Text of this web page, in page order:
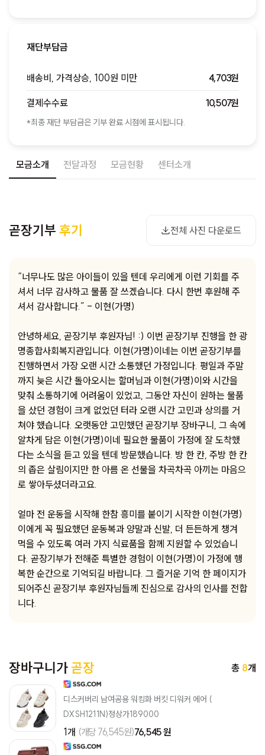
모금소개 전달과정 모금현황 센터소개
곧장기부 후기 전체 사진 다운로드
사진 다운로드
“너무나도 많은 아이들이 있을 텐데 우리에게 이런 기회를 주
셔서 너무 감사하고 물품 잘 쓰겠습니다. 다시 한번 후원해 주
셔서 감사합니다.” - 이현(가명)
안녕하세요, 곧장기부 후원자님! :) 이번 곧장기부 진행을 한 광
명종합사회복지관입니다. 이현(가명)이네는 이번 곧장기부를
진행하면서 가장 오랜 시간 소통했던 가정입니다. 평일과 주말
까지 늦은 시간 돌아오시는 할머님과 이현(가명)이와 시간을
맞춰 소통하기에 어려움이 있었고, 그동안 자신이 원하는 물품
을 샀던 경험이 크게 없었던 터라 오랜 시간 고민과 상의를 거
쳐야 했습니다. 오랫동안 고민했던 곧장기부 장바구니, 그 속에
알차게 담은 이현(가명)이네 필요한 물품이 가정에 잘 도착했
다는 소식을 듣고 있을 텐데 방문했습니다. 방 한 칸, 주방 한 칸
의 좁은 살림이지만 한 아름 온 선물을 차곡차곡 아끼는 마음으
로 쌓아두셨더라고요.
얼마 전 운동을 시작해 한참 흥미를 붙이기 시작한 이현(가명)
이에게 꼭 필요했던 운동복과 양말과 신발, 더 든든하게 챙겨
먹을 수 있도록 여러 가지 식료품을 함께 지원할 수 있었습니
다. 곧장기부가 전해준 특별한 경험이 이현(가명)이 가정에 행
복한 순간으로 기억되길 바랍니다. 그 즐거운 기억 한 페이지가
되어주신 곧장기부 후원자님들께 진심으로 감사의 인사를 전합
니다.
장바구니가곧장 총 8개
디스커버리 남여공용 워킹화 버킷 디워커 에어 (
DXSH1211N)정상가189000
1개 (개당 76,545원)76,545 원
재단부담금
배송비, 가격상승, 100원 미만 4,703원
결제수수료 10,507원
*최종 재단 부담금은 기부 완료 시점에 표시됩니다.